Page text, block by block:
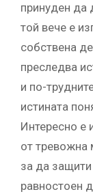
принуден да
той вече е
собствена
преследва
и по-
истината
Интересно е
от тревожна
за да защити
равностоен